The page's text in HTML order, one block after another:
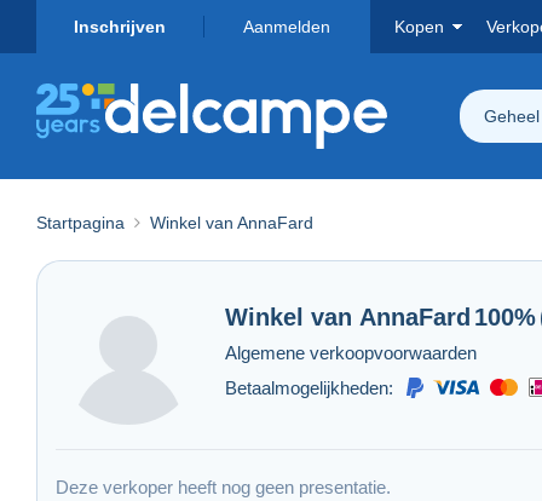
Inschrijven Aanmelden Kopen
Startpagina Winkel van AnnaFard
Winkel van AnnaFard 100%
Algemene verkoopvoorwaarden
Betaalmogelijkheden:
Deze verkoper heeft nog geen presentatie.